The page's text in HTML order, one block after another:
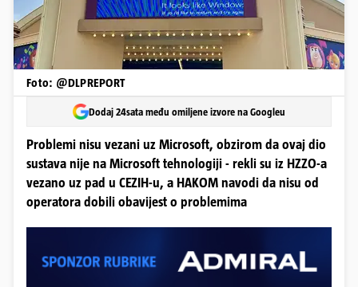
Foto: @DLPREPORT
Dodaj 24sata među omiljene izvore na Googleu
Problemi nisu vezani uz Microsoft, obzirom da ovaj dio
sustava nije na Microsoft tehnologiji - rekli su iz HZZO-a
vezano uz pad u CEZIH-u, a HAKOM navodi da nisu od
operatora dobili obavijest o problemima